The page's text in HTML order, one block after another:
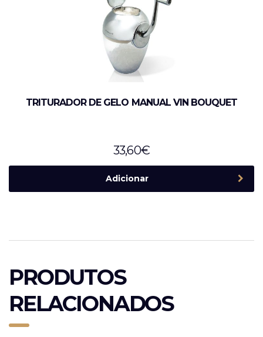
TRITURADOR DE GELO MANUAL VIN BOUQUET
33,60€
Adicionar
PRODUTOS
RELACIONADOS